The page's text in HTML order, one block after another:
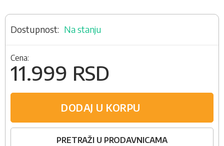
Na stanju
Cena:
11.999 RSD
DODAJ U KORPU
PRETRAŽI U PRODAVNICAMA